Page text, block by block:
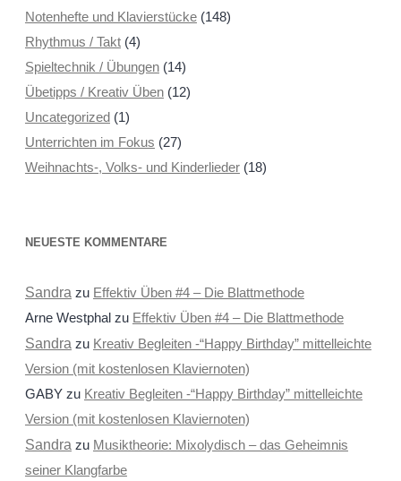
Notenhefte und Klavierstücke(148)
Rhythmus / Takt(4)
Spieltechnik / Übungen(14)
Übetipps / Kreativ Üben(12)
Uncategorized(1)
Unterrichten im Fokus (27)
Weihnachts-, Volks- und Kinderlieder(18)
NEUESTE KOMMENTARE
Sandra zu Effektiv Üben #4 – Die Blattmethode
Arne Westphalzu Effektiv Üben #4 – Die Blattmethode
Sandra zu Kreativ Begleiten -“Happy Birthday” mittelleichte
Version (mit kostenlosen Klaviernoten)
GABYzu Kreativ Begleiten -“Happy Birthday” mittelleichte
Version (mit kostenlosen Klaviernoten)
Sandra zu Musiktheorie: Mixolydisch – das Geheimnis
seiner Klangfarbe